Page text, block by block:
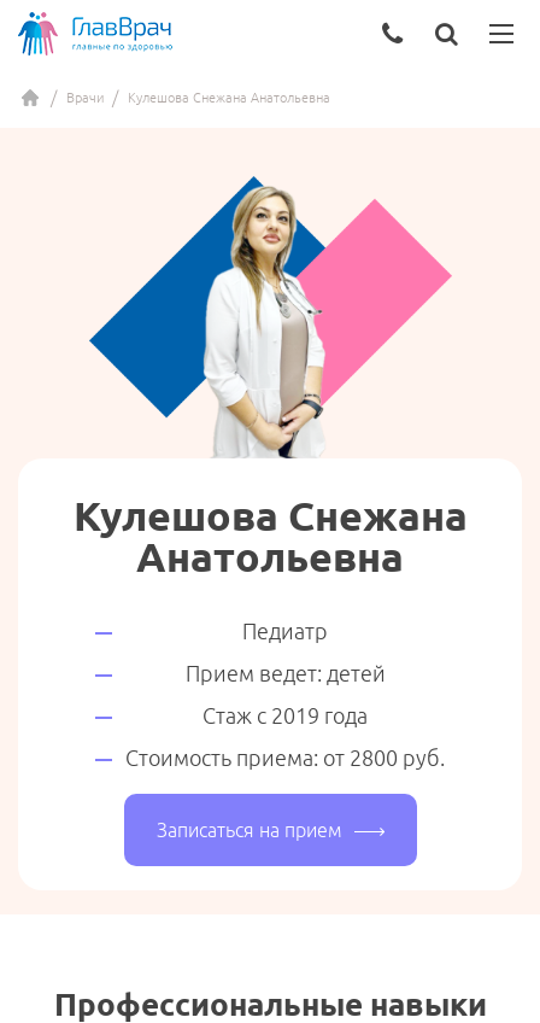
Врачи Кулешова Снежана Анатольевна
Кулешова Снежана
Анатольевна
Педиатр
Прием ведет: детей
Стаж с 2019 года
Стоимость приема: от 2800 руб.
Записаться на прием
Профессиональные навыки